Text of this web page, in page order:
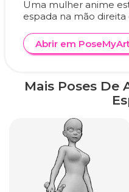
Uma mulher anime
espada na mão
Abrir em
Mais Poses De